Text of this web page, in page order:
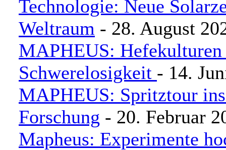
Technologie: Neue
Weltraum - 28. August
MAPHEUS:
Schwerelosigkeit - 14.
MAPHEUS: Spritztour
Forschung - 20. Februar
Mapheus: Experimente